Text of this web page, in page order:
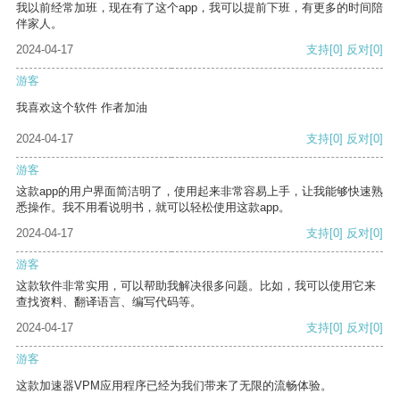
我以前经常加班，现在有了这个app，我可以提前下班，有更多的时间陪
伴家人。
2024-04-17
支持[0] 反对[0]
游客
我喜欢这个软件 作者加油
2024-04-17 支持[0] 反对[0]
游客
这款app的用户界面简洁明了，使用起来非常容易上手，让我能够快速熟
悉操作。我不用看说明书，就可以轻松使用这款app。
2024-04-17
支持[0] 反对[0]
游客
这款软件非常实用，可以帮助我解决很多问题。比如，我可以使用它来
查找资料、翻译语言、编写代码等。
2024-04-17
支持[0] 反对[0]
游客
这款加速器VPM应用程序已经为我们带来了无限的流畅体验。